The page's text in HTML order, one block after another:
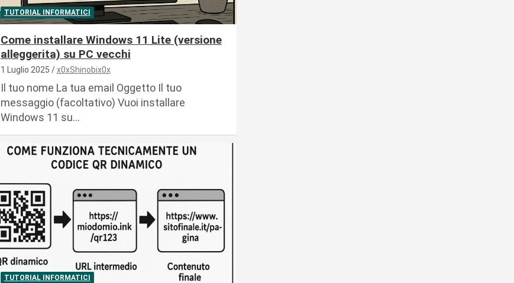
TUTORIAL INFORMATICI
Come installare Windows 11 Lite (versione
alleggerita) su PC vecchi
1 Luglio 2025 x0xShinobix0x
Il tuo nome La tua email Oggetto Il tuo
messaggio (facoltativo) Vuoi installare
Windows 11 su…
TUTORIAL INFORMATICI